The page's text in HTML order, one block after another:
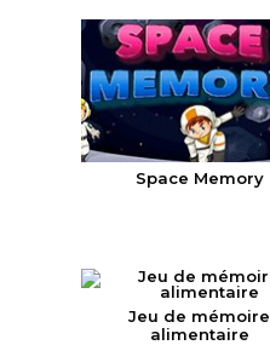
Space Memory
Jeu de mémoire
alimentaire